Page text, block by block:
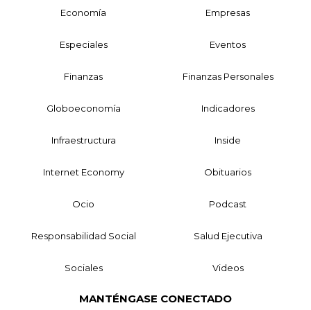
Economía Empresas
Especiales Eventos
Finanzas Finanzas Personales
Globoeconomía Indicadores
Infraestructura Inside
Internet Economy Obituarios
Ocio Podcast
Responsabilidad Social Salud Ejecutiva
Sociales Videos
MANTÉNGASE CONECTADO